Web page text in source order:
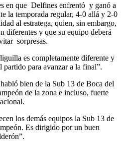
en que Delfines enfrentó y ganó a
la temporada regular, 4-0 allá y 2-0
al estratega, quien, sin embargo,
diferentes y que su equipo deberá
sorpresas.
es completamente diferente y
partido para avanzar a la final”.
bien de la Sub 13 de Boca del
de la zona e incluso, fuerte
los demás equipos la Sub 13 de
Es dirigido por un buen